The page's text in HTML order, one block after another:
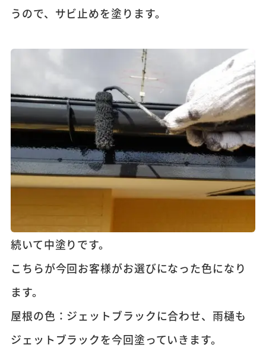
うので、サビ止めを塗ります。
続いて中塗りです。
こちらが今回お客様がお選びになった色になり
ます。
屋根の色：ジェットブラックに合わせ、雨樋も
ジェットブラックを今回塗っていきます。